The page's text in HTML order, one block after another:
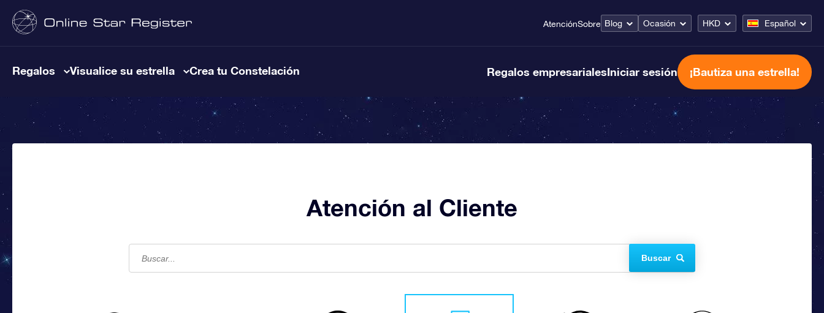
AtenciónSobre Blog Ocasión HKD Español
Regalos Visualice su estrella Crea tu Constelación Regalos empresarialesIniciar sesión ¡Bautiza una estrella!
Atención al Cliente
Buscar